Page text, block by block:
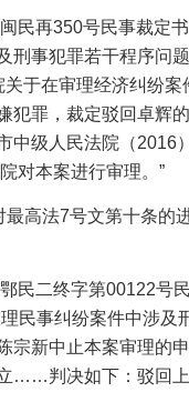
民再350号民事裁定
刑事犯罪若干程序问
于在审理经济纠纷案
犯罪，裁定驳回卓辉
中级人民法院（2016
对本案进行审理。”
最高法7号文第十条的
民二终字第00122号
民事纠纷案件中涉及
宗新中止本案审理的
……判决如下：驳回